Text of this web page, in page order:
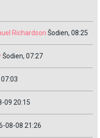
Richardson Šodien, 08:25
Šodien, 07:27
09 20:15
08-08 21:26